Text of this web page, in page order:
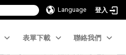
Language 登入
表單下載 聯絡我們